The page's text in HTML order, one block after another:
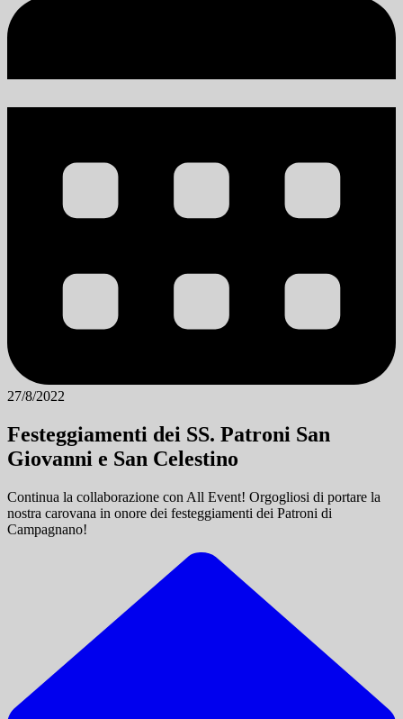
27/8/2022
Festeggiamenti dei SS. Patroni San
Giovanni e San Celestino
Continua la collaborazione con All Event! Orgogliosi di portare la
nostra carovana in onore dei festeggiamenti dei Patroni di
Campagnano!